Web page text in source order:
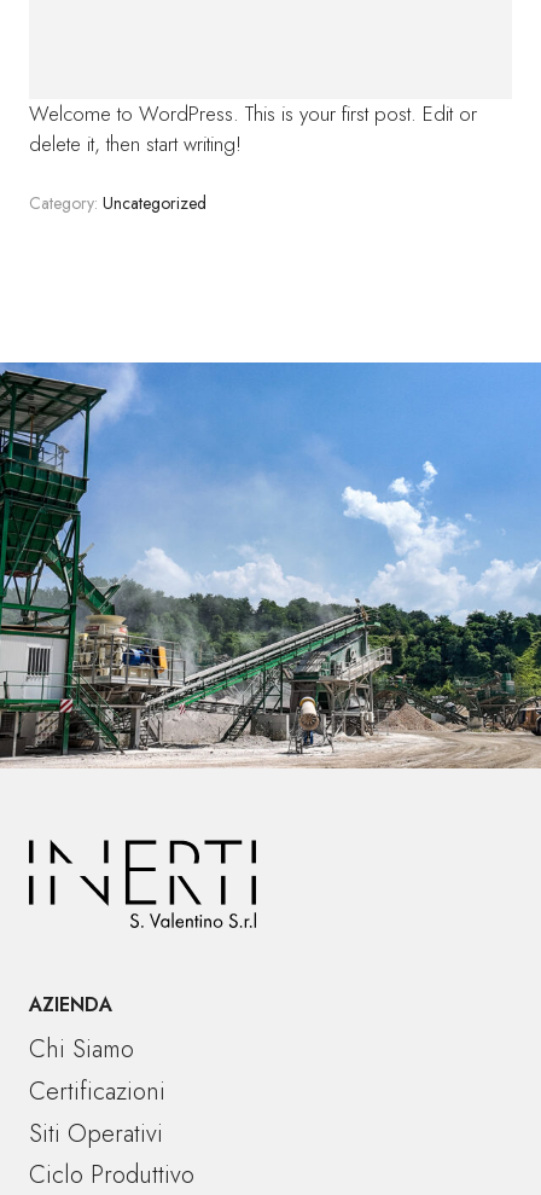
Pietrischi
SOSTENIBILITÀ
CONTATTI
Welcome to WordPress. This is your first post. Edit or
delete it, then start writing!
Category: Uncategorized
AZIENDA
Chi Siamo
Certificazioni
Siti Operativi
Ciclo Produttivo